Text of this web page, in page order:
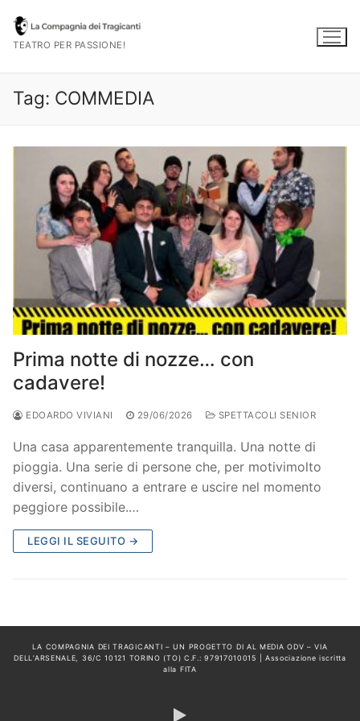
contenuto
TEATRO PER PASSIONE!
Tag: COMMEDIA
Prima notte di nozze… con
cadavere!
EDOARDO VIVIANI 29/06/2026 SPETTACOLI SENIOR
Una casa apparentemente tranquilla. Una notte di
pioggia. Una serie di persone che, per motivimolto
diversi, continuano a entrare e uscire nel momento
peggiore possibile.…
LEGGI IL SEGUITO →
LA COMPAGNIA DEI TRAGICANTI – UN PROGETTO DI AL MEDIA ODV – VIA
DELL’ARSENALE, 36/C 10121 TORINO (TO) C.F.: 97917010015 | Associazione iscritta
alla FITA